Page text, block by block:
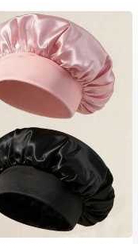
vendidos
en Multicolor Gorros para el pelo para mujer
hace 1 año